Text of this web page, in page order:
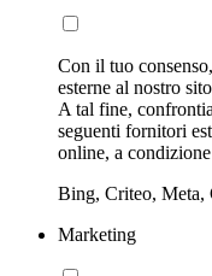
Con il tuo
esterne al nostro
A tal fine,
seguenti fornitori
online, a
Bing, Criteo, Meta,
Marketing